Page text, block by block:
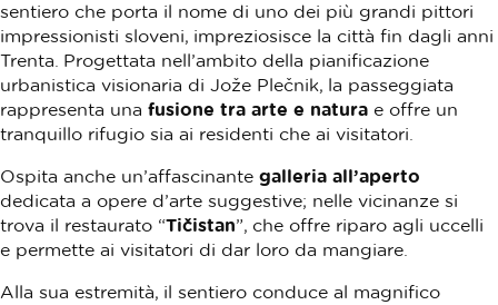
sentiero che porta il nome di uno dei più grandi pittori
impressionisti sloveni, impreziosisce la città fin dagli anni
Trenta. Progettata nell’ambito della pianificazione
urbanistica visionaria di Jože Plečnik, la passeggiata
rappresenta una fusione tra arte e natura e offre un
tranquillo rifugio sia ai residenti che ai visitatori.
Ospita anche un’affascinante galleria all’aperto
dedicata a opere d’arte suggestive; nelle vicinanze si
trova il restaurato “Tičistan”, che offre riparo agli uccelli
e permette ai visitatori di dar loro da mangiare.
Alla sua estremità, il sentiero conduce al magnifico